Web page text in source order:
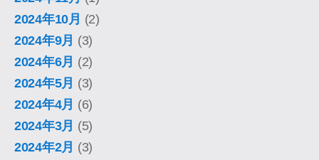
2024年10月 (2)
2024年9月 (3)
2024年6月 (2)
2024年5月 (3)
2024年4月 (6)
2024年3月 (5)
2024年2月 (3)